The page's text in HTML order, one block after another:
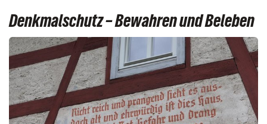
Denkmalschutz – Bewahren und Beleben